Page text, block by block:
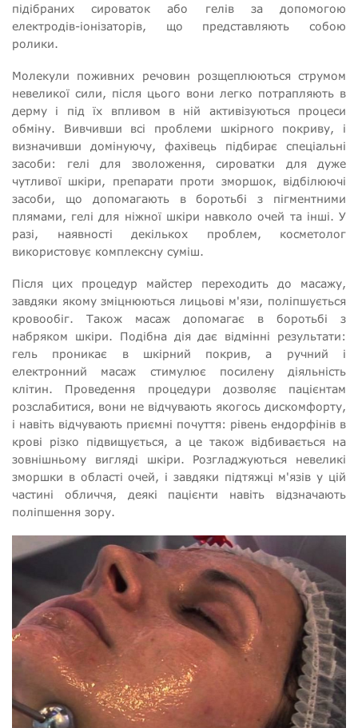
підібраних сироваток або гелів за допомогою
електродів-іонізаторів, що представляють собою
ролики.
Молекули поживних речовин розщеплюються струмом
невеликої сили, після цього вони легко потрапляють в
дерму і під їх впливом в ній активізуються процеси
обміну. Вивчивши всі проблеми шкірного покриву, і
визначивши домінуючу, фахівець підбирає спеціальні
засоби: гелі для зволоження, сироватки для дуже
чутливої шкіри, препарати проти зморшок, відбілюючі
засоби, що допомагають в боротьбі з пігментними
плямами, гелі для ніжної шкіри навколо очей та інші. У
разі, наявності декількох проблем, косметолог
використовує комплексну суміш.
Після цих процедур майстер переходить до масажу,
завдяки якому зміцнюються лицьові м'язи, поліпшується
кровообіг. Також масаж допомагає в боротьбі з
набряком шкіри. Подібна дія дає відмінні результати:
гель проникає в шкірний покрив, а ручний і
електронний масаж стимулює посилену діяльність
клітин. Проведення процедури дозволяє пацієнтам
розслабитися, вони не відчувають якогось дискомфорту,
і навіть відчувають приємні почуття: рівень ендорфінів в
крові різко підвищується, а це також відбивається на
зовнішньому вигляді шкіри. Розгладжуються невеликі
зморшки в області очей, і завдяки підтяжці м'язів у цій
частині обличчя, деякі пацієнти навіть відзначають
поліпшення зору.